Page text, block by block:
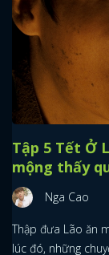
Tập 5 Tết Ở
mộng thấy
Nga Cao
Thập đưa Lão ăn
lúc đó, những